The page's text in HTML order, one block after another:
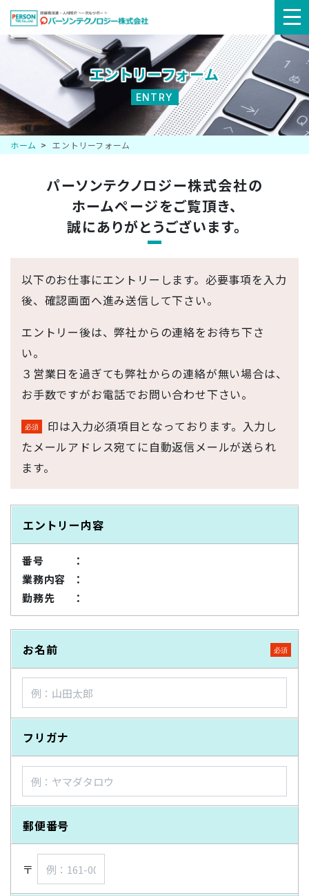
エントリーフォーム
ENTRY
ホーム エントリーフォーム
パーソンテクノロジー株式会社の
ホームページをご覧頂き、
誠にありがとうございます。
以下のお仕事にエントリーします。必要事項を入力
後、確認画面へ進み送信して下さい。
エントリー後は、弊社からの連絡をお待ち下さ
い。
３営業日を過ぎても弊社からの連絡が無い場合は、
お手数ですがお電話でお問い合わせ下さい。
印は入力必須項目となっております。入力し
たメールアドレス宛てに自動返信メールが送られ
ます。
エントリー内容
番号
業務内容
勤務先
お名前
フリガナ
郵便番号
〒
メ
ュ
ー